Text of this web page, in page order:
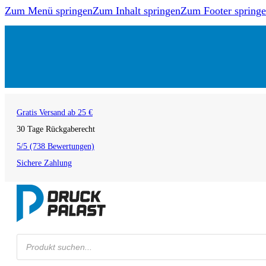
Zum Menü springenZum Inhalt springenZum Footer
Gratis Versand ab 25 €
30 Tage Rückgaberecht
5/5 (738 Bewertungen)
Sichere Zahlung
Products
search